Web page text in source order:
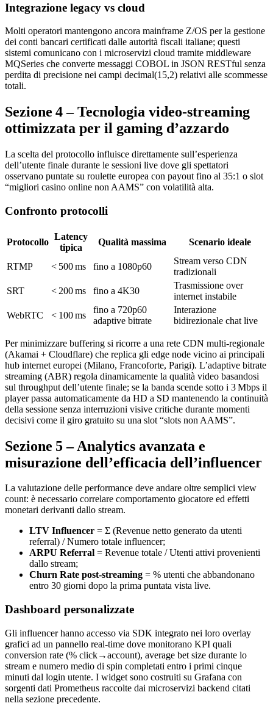
Integrazione legacy vs cloud
Molti operatori mantengono ancora mainframe Z/OS per la gestione
dei conti bancari certificati dalle autorità fiscali italiane; questi
sistemi comunicano con i microservizi cloud tramite middleware
MQSeries che converte messaggi COBOL in JSON RESTful senza
perdita di precisione nei campi decimal(15,2) relativi alle scommesse
totali.
Sezione 4 – Tecnologia video‑streaming
ottimizzata per il gaming d’azzardo
La scelta del protocollo influisce direttamente sull’esperienza
dell’utente finale durante le sessioni live dove gli spettatori
osservano puntate su roulette europea con payout fino al 35:1 o slot
“migliori casino online non AAMS” con volatilità alta.
Confronto protocolli
Protocollo
Latency
tipica
Qualità massima Scenario ideale
RTMP < 500 ms fino a 1080p60
Stream verso CDN
tradizionali
SRT
< 200 ms fino a 4K30
Trasmissione over
internet instabile
WebRTC
< 100 ms
fino a 720p60
adaptive bitrate
Interazione
bidirezionale chat live
Per minimizzare buffering si ricorre a una rete CDN multi‑regionale
(Akamai + Cloudflare) che replica gli edge node vicino ai principali
hub internet europei (Milano, Francoforte, Parigi). L’adaptive bitrate
streaming (ABR) regola dinamicamente la qualità video basandosi
sul throughput dell’utente finale; se la banda scende sotto i 3 Mbps il
player passa automaticamente da HD a SD mantenendo la continuità
della sessione senza interruzioni visive critiche durante momenti
decisivi come il giro gratuito su una slot “slots non AAMS”.
Sezione 5 – Analytics avanzata e
misurazione dell’efficacia dell’influencer
La valutazione delle performance deve andare oltre semplici view
count: è necessario correlare comportamento giocatore ed effetti
monetari derivanti dallo stream.
LTV Influencer = Σ (Revenue netto generato da utenti
referral) / Numero totale influencer;
ARPU Referral = Revenue totale / Utenti attivi provenienti
dallo stream;
Churn Rate post‑streaming = % utenti che abbandonano
entro 30 giorni dopo la prima puntata vista live.
Dashboard personalizzate
Gli influencer hanno accesso via SDK integrato nei loro overlay
grafici ad un pannello real‑time dove monitorano KPI quali
conversion rate (% click→account), average bet size durante lo
stream e numero medio di spin completati entro i primi cinque
minuti dal login utente. I widget sono costruiti su Grafana con
sorgenti dati Prometheus raccolte dai microservizi backend citati
nella sezione precedente.